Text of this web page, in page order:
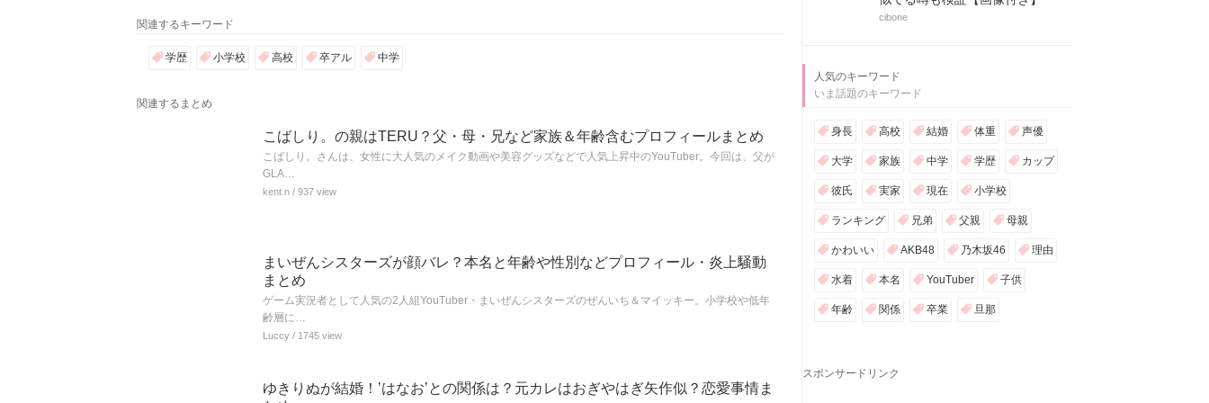
関連するキーワード
学歴 小学校 高校 卒アル 中学
関連するまとめ
こばしり。の親はTERU？父・母・兄など家族＆年齢含むプロフィールまとめ
こばしり。さんは、女性に大人気のメイク動画や美容グッズなどで人気上昇中のYouTuber。今回は、父が
GLA…
kent.n / 937 view
まいぜんシスターズが顔バレ？本名と年齢や性別などプロフィール・炎上騒動
まとめ
ゲーム実況者として人気の2人組YouTuber・まいぜんシスターズのぜんいち＆マイッキー。小学校や低年
齢層に…
Luccy / 1745 view
ゆきりぬが結婚！’はなお’との関係は？元カレはおぎやはぎ矢作似？恋愛事情ま
cibone
人気のキーワード
いま話題のキーワード
身長 高校 結婚 体重 声優
大学 家族 中学 学歴 カップ
彼氏 実家 現在 小学校
ランキング 兄弟 父親 母親
かわいい AKB48 乃木坂46 理由
水着 本名 YouTuber 子供
年齢 関係 卒業 旦那
スポンサードリンク